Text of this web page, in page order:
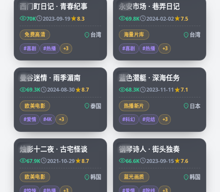
TW
西门町日记 · 青春纪事
70K 2023-09-19 8.3
免费高清 台湾
#喜剧 #热播 +3
TW
永安市场 · 巷弄日记
69.8K 2024-02-02 7.5
海量片库 台湾
#喜剧 #热播 +3
CN
99:03
曼谷迷情 · 雨季湄南
69.3K 2024-08-30 8.7
欧美电影 泰国
#爱情 #4K +3
JP
45:53
蓝色潜艇 · 深海任务
68.3K 2023-11-11 7.1
热播新片 日本
#科幻 #完结 +3
KR
烛影十二夜 · 古宅怪谈
67.9K 2021-10-29 8.7
欧美电影 韩国
#惊悚 #热播 +3
KR
钢琴诗人 · 街头独奏
66.6K 2023-09-15 7.6
蓝光画质 韩国
#爱情 #院线 +3